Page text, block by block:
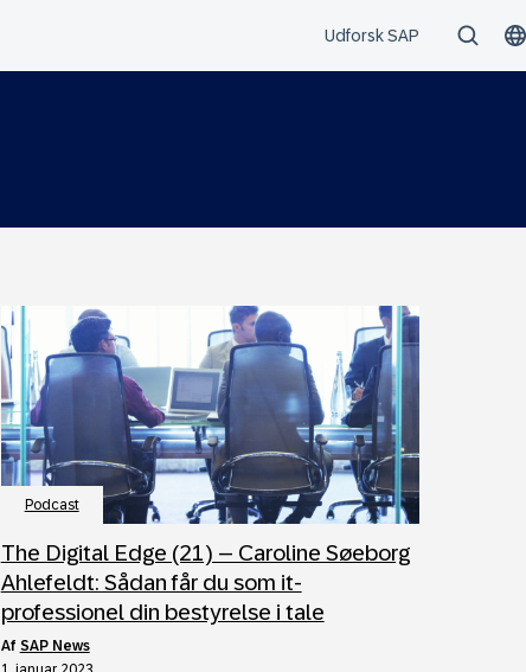
Podcast
The Digital Edge (21) – Caroline Søeborg
Ahlefeldt: Sådan får du som it-
professionel din bestyrelse i tale
af SAP News